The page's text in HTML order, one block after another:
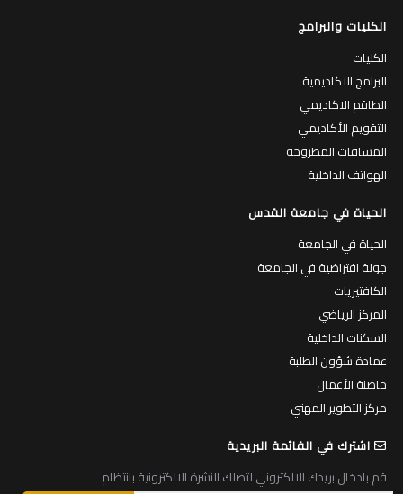
الكليات والبرامج
الكليات
البرامج الاكاديمية
الطاقم الاكاديمي
التقويم الأكاديمي
المساقات المطروحة
الهواتف الداخلية
الحياة في جامعة القدس
الحياة في الجامعة
جولة افتراضية في الجامعة
الكافتيريات
المركز الرياضي
السكنات الداخلية
عمادة شؤون الطلبة
حاضنة الأعمال
مركز التطوير المهني
اشترك في القائمة البريدية
قم بادخال بريدك الالكتروني لتصلك النشرة الالكترونية بانتظام